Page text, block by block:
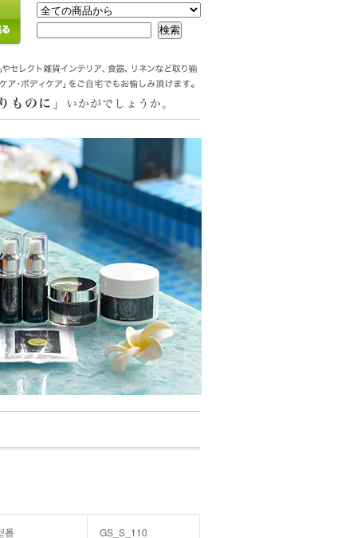
番 GS_S_110